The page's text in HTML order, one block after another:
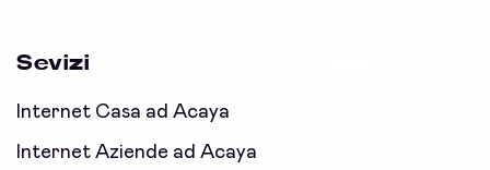
Sevizi
Internet Casa ad Acaya
Internet Aziende ad Acaya